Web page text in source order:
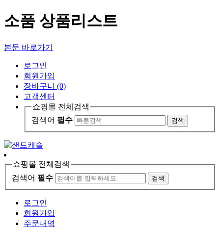
소품 상품리스트
본문 바로가기
로그인
회원가입
장바구니 (0)
고객센터
쇼핑몰 전체검색
검색어 필수 검색
쇼핑몰 전체검색
검색어 필수 검색
로그인
회원가입
주문내역